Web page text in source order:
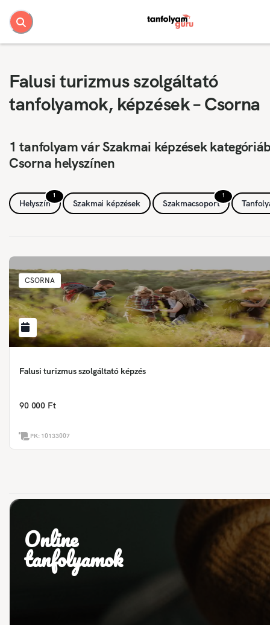
Falusi turizmus szolgáltató
tanfolyamok, képzések – Csorna
1 tanfolyam vár Szakmai képzések
Csorna helyszínen
1
Helyszín Szakmai képzések
1
Szakmacsoport
CSORNA
Falusi turizmus szolgáltató képzés
90 000 Ft
PK: 10133007
Online
tanfolyamok